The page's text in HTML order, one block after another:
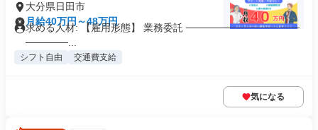
大分県日田市
月給40万円～48万円
求める人材: 【雇用形態】 業務委託 ────────────────
──────...
シフト自由 交通費支給
気になる